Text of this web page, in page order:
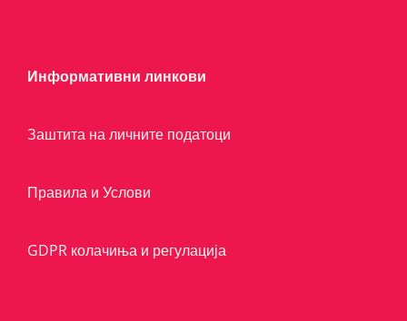
Информативни линкови
Заштита на личните податоци
Правила и Услови
GDPR колачиња и регулација